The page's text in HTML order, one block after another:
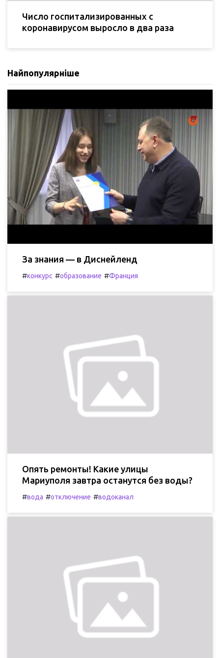
Число госпитализированных с
коронавирусом выросло в два раза
Найпопулярніше
За знания — в Диснейленд
#конкурс #образование #Франция
Опять ремонты! Какие улицы
Мариуполя завтра останутся без воды?
#вода #отключение #водоканал